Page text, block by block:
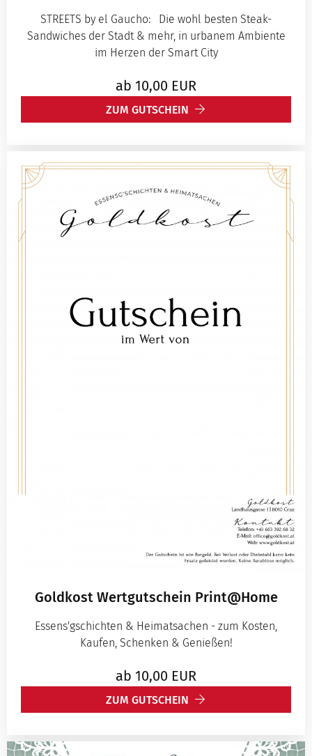
STREETS by el Gaucho: Die wohl besten Steak-
Sandwiches der Stadt & mehr, in urbanem Ambiente
im Herzen der Smart City
ab 10,00 EUR
ZUM GUTSCHEIN
Goldkost Wertgutschein Print@Home
Essens'gschichten & Heimatsachen - zum Kosten,
Kaufen, Schenken & Genießen!
ab 10,00 EUR
ZUM GUTSCHEIN